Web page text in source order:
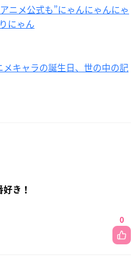
ニメ公式も”にゃんにゃんにゃ
にゃん
キャラの誕生日、世の中の記
き！
0